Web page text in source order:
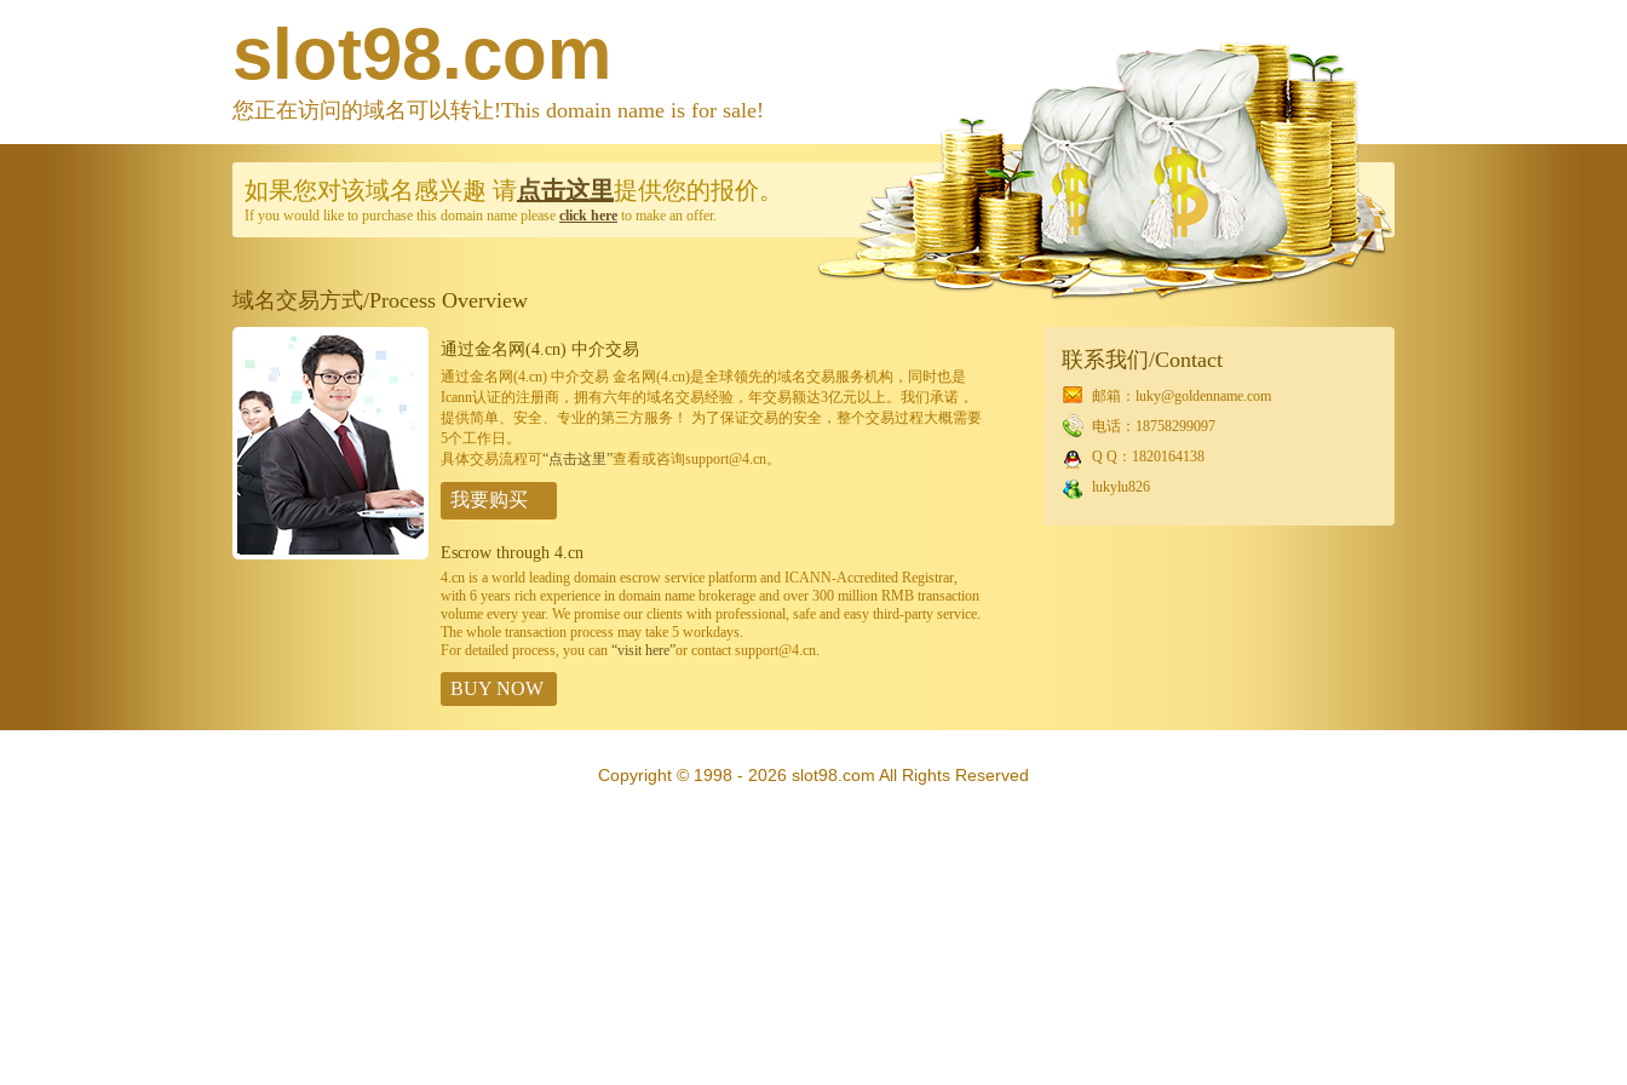
slot98.com
您正在访问的域名可以转让!This domain name is for sale!
如果您对该域名感兴趣 请点击这里提供您的报价。
If you would like to purchase this domain name please click here to make an offer.
域名交易方式/Process Overview
通过金名网(4.cn) 中介交易
通过金名网(4.cn) 中介交易 金名网(4.cn)是全球领先的域名交易服务机构，同时也是
Icann认证的注册商，拥有六年的域名交易经验，年交易额达3亿元以上。我们承诺，
提供简单、安全、专业的第三方服务！ 为了保证交易的安全，整个交易过程大概需要
5个工作日。
具体交易流程可“点击这里”查看或咨询support@4.cn。
我要购买
Escrow through 4.cn
4.cn is a world leading domain escrow service platform and ICANN-Accredited Registrar,
with 6 years rich experience in domain name brokerage and over 300 million RMB transaction
volume every year. We promise our clients with professional, safe and easy third-party service.
The whole transaction process may take 5 workdays.
For detailed process, you can “visit here”or contact support@4.cn.
BUY NOW
联系我们/Contact
邮箱：luky@goldenname.com
电话：18758299097
Q Q：1820164138
lukylu826
Copyright © 1998 - 2026 slot98.com All Rights Reserved